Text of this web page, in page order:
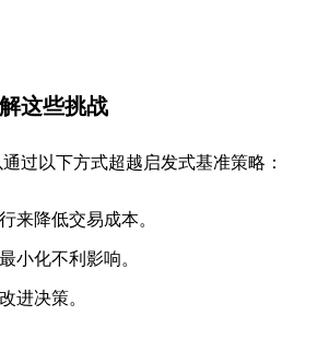
这些挑战
过以下方式超越启发式基准策略：
来降低交易成本。
小化不利影响。
进决策。